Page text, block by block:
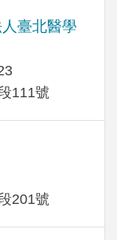
臺北醫學
111號
201號